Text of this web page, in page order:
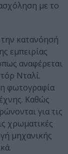
με το
κατανόησή
εμπειρίας
αναφέρεται
Νταλί.
φωτογραφία
Καθώς
για τις
χρωματικές
μηχανικής